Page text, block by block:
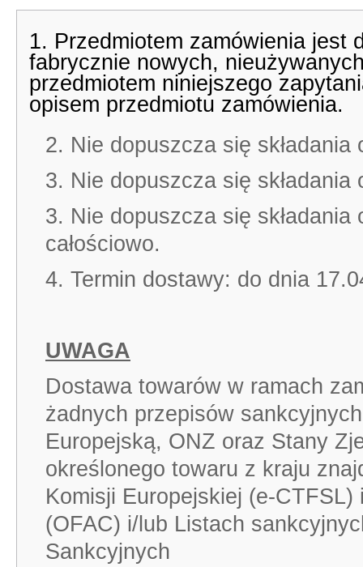
1. Przedmiotem zamówienia jest
fabrycznie nowych,
przedmiotem niniejszego
opisem przedmiotu zamówienia.
2. Nie dopuszcza się
3. Nie dopuszcza się
3. Nie dopuszcza się
całościowo.
4. Termin dostawy: do dnia
UWAGA
Dostawa towarów w ramach
żadnych przepisów
Europejską, ONZ oraz Stany
określonego towaru z kraju
Komisji Europejskiej (e-
(OFAC) i/lub Listach
Sankcyjnych